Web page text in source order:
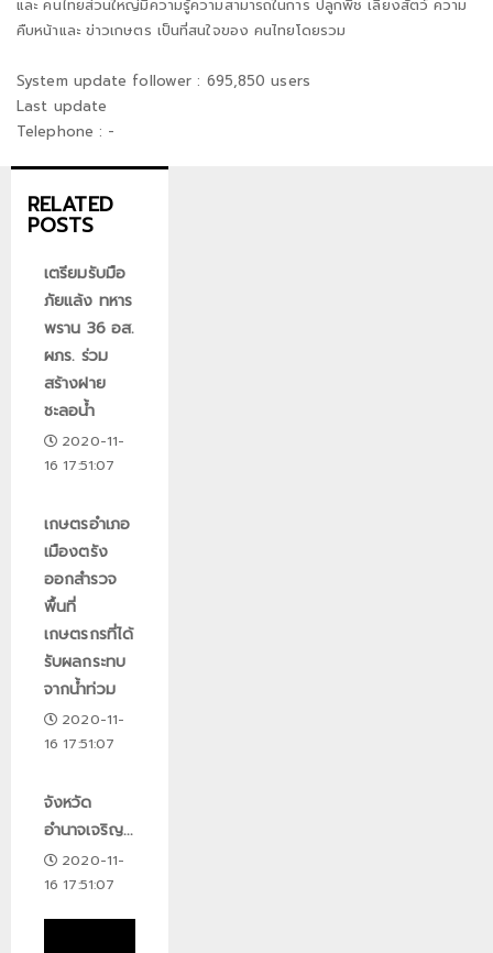
และ คนไทยส่วนใหญ่มีความรู้ความสามารถในการ ปลูกพืช เลี้ยงสัตว์ ความ
คืบหน้าและ ข่าวเกษตร เป็นที่สนใจของ คนไทยโดยรวม
System update follower : 695,850 users
Last update
Telephone : -
RELATED
POSTS
เตรียมรับมือ
ภัยแล้ง ทหาร
พราน 36 อส.
ผภร. ร่วม
สร้างฝาย
ชะลอน้ำ
2020-11-
16 17:51:07
เกษตรอำเภอ
เมืองตรัง
ออกสำรวจ
พื้นที่
เกษตรกรที่ได้
รับผลกระทบ
จากน้ำท่วม
2020-11-
16 17:51:07
จังหวัด
อำนาจเจริญ...
2020-11-
16 17:51:07